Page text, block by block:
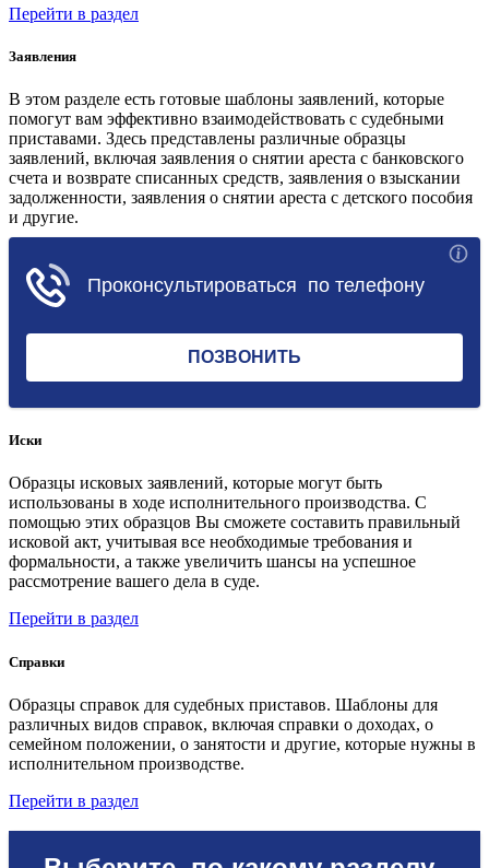
Перейти в раздел
Заявления
В этом разделе есть готовые шаблоны заявлений, которые
помогут вам эффективно взаимодействовать с судебными
приставами. Здесь представлены различные образцы
заявлений, включая заявления о снятии ареста с банковского
счета и возврате списанных средств, заявления о взыскании
задолженности, заявления о снятии ареста с детского пособия
и другие.
Иски
Образцы исковых заявлений, которые могут быть
использованы в ходе исполнительного производства. С
помощью этих образцов Вы сможете составить правильный
исковой акт, учитывая все необходимые требования и
формальности, а также увеличить шансы на успешное
рассмотрение вашего дела в суде.
Перейти в раздел
Справки
Образцы справок для судебных приставов. Шаблоны для
различных видов справок, включая справки о доходах, о
семейном положении, о занятости и другие, которые нужны в
исполнительном производстве.
Перейти в раздел